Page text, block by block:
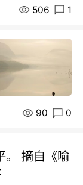
506 1
90 0
。 摘自《喻